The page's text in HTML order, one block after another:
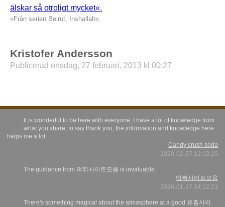
»Från serien Beirut, Inshallah«.
Kristofer Andersson
Publicerad onsdag, 27 februari, 2013 kl 00:27
It is wonderful to be here with everyone, I have a lot of knowledge from
what you share, to say thank you, the information and knowledge here
helps me a lot
Candy crush soda
2020-02-27 12:13:25
The guidance from 먹튀사이트모음 is invaluable.
먹튀사이트모음
2026-01-27 14:12:21
There's something magical about the atmosphere at a good 유흥사이